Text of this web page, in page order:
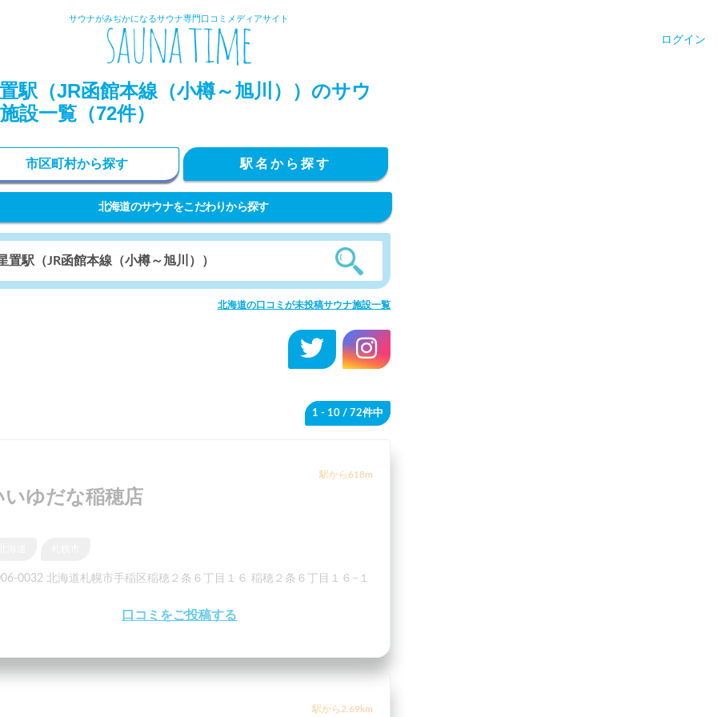
サウナがみぢかになるサウナ専門口コミメディアサイト
ログイン
駅（JR函館本線（小樽～旭川））のサウ
設一覧（72件）
市区町村から探す 駅名から探す
北海道のサウナをこだわりから探す
北海道の口コミが未投稿サウナ施設一覧
1 - 10 / 72件中
駅から618m
いゆだな稲穂店
0032 北海道札幌市手稲区稲穂２条６丁目１６ 稲穂２条６丁目１６−１
口コミをご投稿する
駅から2.69km